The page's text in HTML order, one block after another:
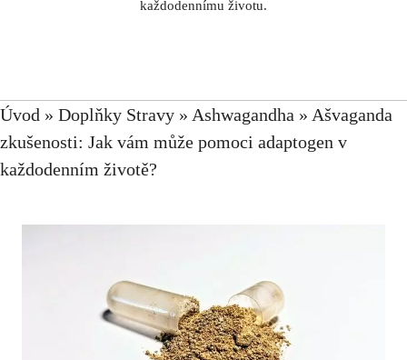
každodennímu životu.
Úvod » Doplňky Stravy » Ashwagandha » Ašvaganda
zkušenosti: Jak vám může pomoci adaptogen v
každodenním životě?